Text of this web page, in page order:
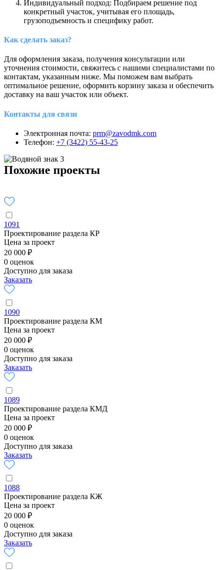
Индивидуальный подход: Подбираем решение под
конкретный участок, учитывая его площадь,
грузоподъемность и специфику работ.
Как сделать заказ?
Для оформления заказа, получения консультации или
уточнения стоимости, свяжитесь с нашими специалистами по
контактам, указанным ниже. Мы поможем вам выбрать
оптимальное решение, оформить корзину заказа и обеспечить
доставку на ваш участок или объект.
Контакты для связи
Электронная почта: prm@zavodmk.com
Телефон: +7 (3422) 55-43-25
Похожие проекты
1091
Проектирование раздела КР
Цена за проект
20 000 ₽
0 оценок
Доступно для заказа
Заказать
1090
Проектирование раздела КМ
Цена за проект
20 000 ₽
0 оценок
Доступно для заказа
Заказать
1089
Проектирование раздела КМД
Цена за проект
20 000 ₽
0 оценок
Доступно для заказа
Заказать
1088
Проектирование раздела КЖ
Цена за проект
20 000 ₽
0 оценок
Доступно для заказа
Заказать